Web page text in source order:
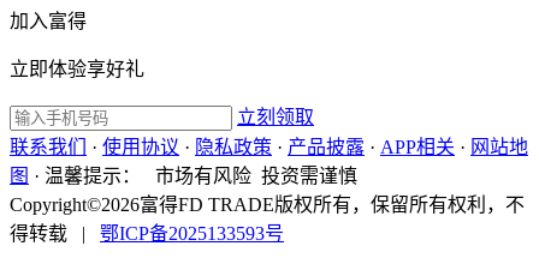
加入富得
立即体验享好礼
立刻领取
联系我们
· 使用协议 · 隐私政策 · 产品披露 · APP相关 · 网站地
图 · 温馨提示：
市场有风险 投资需谨慎
Copyright©2026富得FD TRADE版权所有，保留所有权利，不
得转载
| 鄂ICP备2025133593号